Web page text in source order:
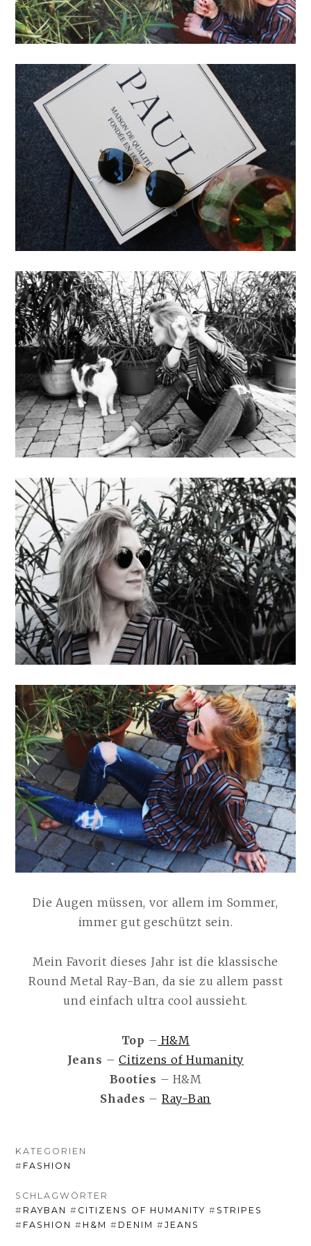
Die Augen müssen, vor allem im Sommer,
immer gut geschützt sein.
Mein Favorit dieses Jahr ist die klassische
Round Metal Ray-Ban, da sie zu allem passt
und einfach ultra cool aussieht.
Top – H&M
Jeans – Citizens of Humanity
Booties – H&M
Shades – Ray-Ban
KATEGORIEN
# FASHION
SCHLAGWÖRTER
# RAYBAN # CITIZENS OF HUMANITY # STRIPES
# FASHION # H&M # DENIM #JEANS